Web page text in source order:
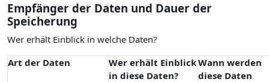
Empfänger der Daten und Dauer der
Speicherung
Wer erhält Einblick in welche Daten?
Art der Daten
Wer erhält Einblick
in diese Daten?
Wann werden
diese Daten